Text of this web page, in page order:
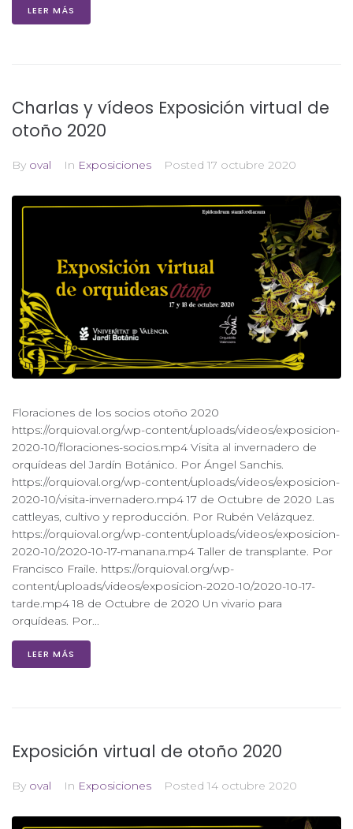
LEER MÁS
Charlas y vídeos Exposición virtual de
otoño 2020
By oval In Exposiciones Posted 17 octubre 2020
Floraciones de los socios otoño 2020
https://orquioval.org/wp-content/uploads/videos/exposicion-
2020-10/floraciones-socios.mp4 Visita al invernadero de
orquídeas del Jardín Botánico. Por Ángel Sanchis.
https://orquioval.org/wp-content/uploads/videos/exposicion-
2020-10/visita-invernadero.mp4 17 de Octubre de 2020 Las
cattleyas, cultivo y reproducción. Por Rubén Velázquez.
https://orquioval.org/wp-content/uploads/videos/exposicion-
2020-10/2020-10-17-manana.mp4 Taller de transplante. Por
Francisco Fraile. https://orquioval.org/wp-
content/uploads/videos/exposicion-2020-10/2020-10-17-
tarde.mp4 18 de Octubre de 2020 Un vivario para
orquídeas. Por...
LEER MÁS
Exposición virtual de otoño 2020
By oval In Exposiciones Posted 14 octubre 2020